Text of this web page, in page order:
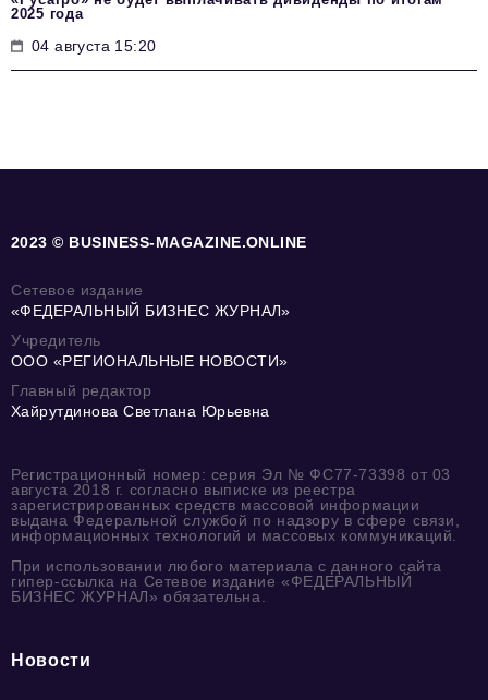
2025 года
04 августа 15:20
2023 © BUSINESS-MAGAZINE.ONLINE
Сетевое издание
«ФЕДЕРАЛЬНЫЙ БИЗНЕС ЖУРНАЛ»
Учредитель
ООО «РЕГИОНАЛЬНЫЕ НОВОСТИ»
Главный редактор
Хайрутдинова Светлана Юрьевна
Регистрационный номер: серия Эл № ФС77-73398 от 03
августа 2018 г. согласно выписке из реестра
зарегистрированных средств массовой информации
выдана Федеральной службой по надзору в сфере связи,
информационных технологий и массовых коммуникаций.
При использовании любого материала с данного сайта
гипер-ссылка на Сетевое издание «ФЕДЕРАЛЬНЫЙ
БИЗНЕС ЖУРНАЛ» обязательна.
Новости